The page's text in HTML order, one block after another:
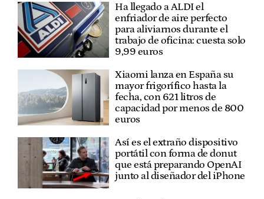
Ha llegado a ALDI el
enfriador de aire perfecto
para aliviarnos durante el
trabajo de oficina: cuesta solo
9,99 euros
Xiaomi lanza en España su
mayor frigorífico hasta la
fecha, con 621 litros de
capacidad por menos de 800
euros
Así es el extraño dispositivo
portátil con forma de donut
que está preparando OpenAI
junto al diseñador del iPhone